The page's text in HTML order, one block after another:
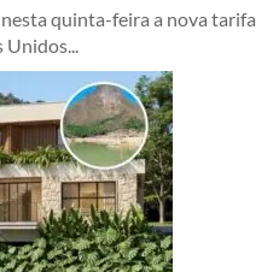
quinta-feira a nova tarifa
Unidos...